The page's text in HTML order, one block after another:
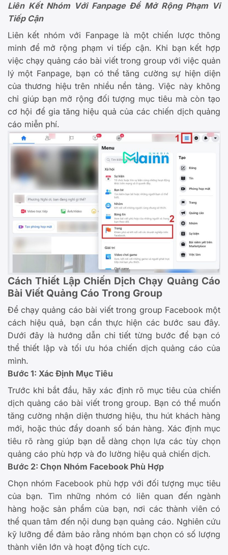
Liên Kết Nhóm Với Fanpage Để Mở Rộng Phạm Vi
Tiếp Cận
Liên kết nhóm với Fanpage là một chiến lược thông
minh để mở rộng phạm vi tiếp cận. Khi bạn kết hợp
việc chạy quảng cáo bài viết trong group với việc quản
lý một Fanpage, bạn có thể tăng cường sự hiện diện
của thương hiệu trên nhiều nền tảng. Việc này không
chỉ giúp bạn mở rộng đối tượng mục tiêu mà còn tạo
cơ hội để gia tăng hiệu quả của các chiến dịch quảng
cáo miễn phí.
Cách Thiết Lập Chiến Dịch Chạy Quảng Cáo
Bài Viết Quảng Cáo Trong Group
Để chạy quảng cáo bài viết trong group Facebook một
cách hiệu quả, bạn cần thực hiện các bước sau đây.
Dưới đây là hướng dẫn chi tiết từng bước để bạn có
thể thiết lập và tối ưu hóa chiến dịch quảng cáo của
mình.
Bước 1: Xác Định Mục Tiêu
Trước khi bắt đầu, hãy xác định rõ mục tiêu của chiến
dịch quảng cáo bài viết trong group. Bạn có thể muốn
tăng cường nhận diện thương hiệu, thu hút khách hàng
mới, hoặc thúc đẩy doanh số bán hàng. Xác định mục
tiêu rõ ràng giúp bạn dễ dàng chọn lựa các tùy chọn
quảng cáo phù hợp và đo lường hiệu quả chiến dịch.
Bước 2: Chọn Nhóm Facebook Phù Hợp
Chọn nhóm Facebook phù hợp với đối tượng mục tiêu
của bạn. Tìm những nhóm có liên quan đến ngành
hàng hoặc sản phẩm của bạn, nơi các thành viên có
thể quan tâm đến nội dung bạn quảng cáo. Nghiên cứu
kỹ lưỡng để đảm bảo rằng nhóm bạn chọn có số lượng
thành viên lớn và hoạt động tích cực.